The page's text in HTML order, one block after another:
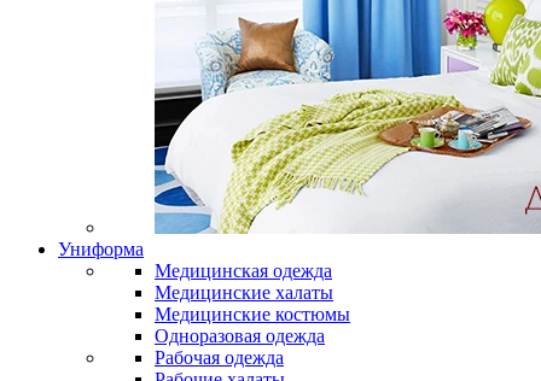
Униформа
Медицинская одежда
Медицинские халаты
Медицинские костюмы
Одноразовая одежда
Рабочая одежда